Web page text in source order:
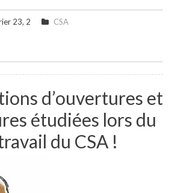
23, 2 CSA
d’ouvertures et
étudiées lors du
du CSA !